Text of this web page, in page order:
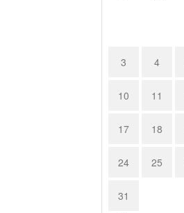
3 4
10 11
17 18
24 25
31